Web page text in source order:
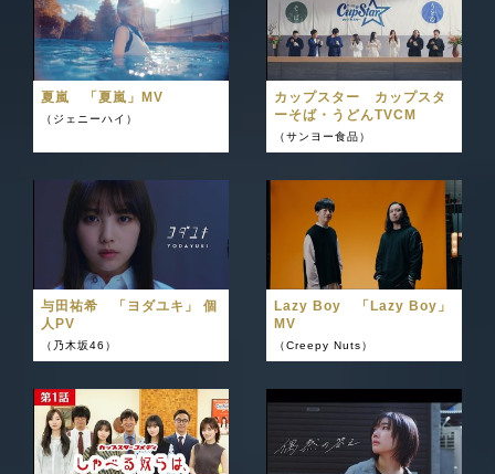
夏嵐 「夏嵐」MV
（ジェニーハイ）
カップスター カップスタ
ーそば・うどんTVCM
（サンヨー食品）
与田祐希 「ヨダユキ」 個
人PV
（乃木坂46）
Lazy Boy 「Lazy Boy」
MV
（Creepy Nuts）